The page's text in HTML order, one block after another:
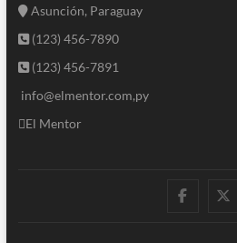
Asunción, Paraguay
(123) 456-7890
(123) 456-7891
info@elmentor.com,py
El Mentor